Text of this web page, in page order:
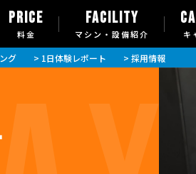
PRICE
料金
FACILITY
マシン・設備紹介 キ
グ > 1日体験レポート > 採用情報